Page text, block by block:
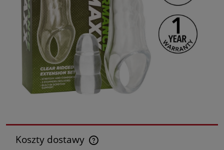
Koszty dostawy
Cena nie zawiera ewentualnych kosztów płatności